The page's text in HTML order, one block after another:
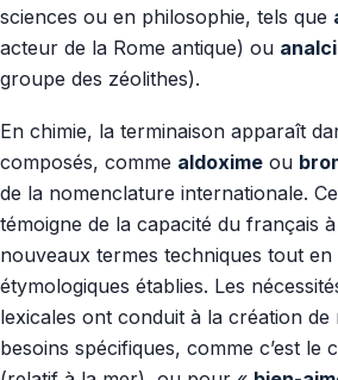
sciences ou en philosophie, tels que
acteur de la Rome antique) ou
groupe des zéolithes).
En chimie, la terminaison apparaît
composés, comme aldoxime ou
de la nomenclature internationale.
témoigne de la capacité du français
nouveaux termes techniques tout
étymologiques établies. Les
lexicales ont conduit à la création
besoins spécifiques, comme c’est le